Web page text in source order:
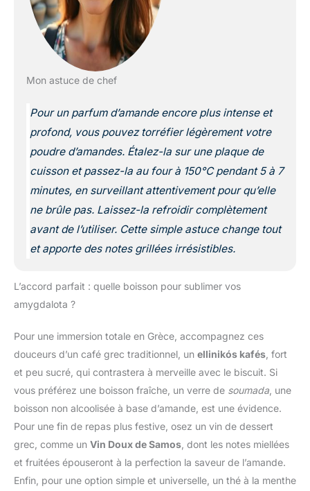
Mon astuce de chef
Pour un parfum d’amande encore plus intense et
profond, vous pouvez torréfier légèrement votre
poudre d’amandes. Étalez-la sur une plaque de
cuisson et passez-la au four à 150°C pendant 5 à 7
minutes, en surveillant attentivement pour qu’elle
ne brûle pas. Laissez-la refroidir complètement
avant de l’utiliser. Cette simple astuce change tout
et apporte des notes grillées irrésistibles.
L’accord parfait : quelle boisson pour sublimer vos
amygdalota ?
Pour une immersion totale en Grèce, accompagnez ces
douceurs d’un café grec traditionnel, un ellinikós kafés , fort
et peu sucré, qui contrastera à merveille avec le biscuit. Si
vous préférez une boisson fraîche, un verre de soumada , une
boisson non alcoolisée à base d’amande, est une évidence.
Pour une fin de repas plus festive, osez un vin de dessert
grec, comme un Vin Doux de Samos , dont les notes miellées
et fruitées épouseront à la perfection la saveur de l’amande.
Enfin, pour une option simple et universelle, un thé à la menthe